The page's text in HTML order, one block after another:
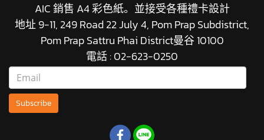
AIC 銷售 A4 彩色紙。並接受各種禮卡設計
地址 9-11, 249 Road 22 July 4, Pom Prap Subdistrict,
Pom Prap Sattru Phai District曼谷 10100
電話 : 02-623-0250
Subscribe